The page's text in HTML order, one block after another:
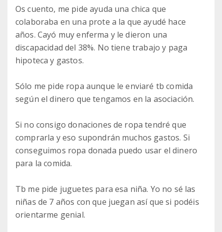
Os cuento, me pide ayuda una chica que
colaboraba en una prote a la que ayudé hace
años. Cayó muy enferma y le dieron una
discapacidad del 38%. No tiene trabajo y paga
hipoteca y gastos.
Sólo me pide ropa aunque le enviaré tb comida
según el dinero que tengamos en la asociación.
Si no consigo donaciones de ropa tendré que
comprarla y eso supondrán muchos gastos. Si
conseguimos ropa donada puedo usar el dinero
para la comida.
Tb me pide juguetes para esa niña. Yo no sé las
niñas de 7 años con que juegan así que si podéis
orientarme genial.